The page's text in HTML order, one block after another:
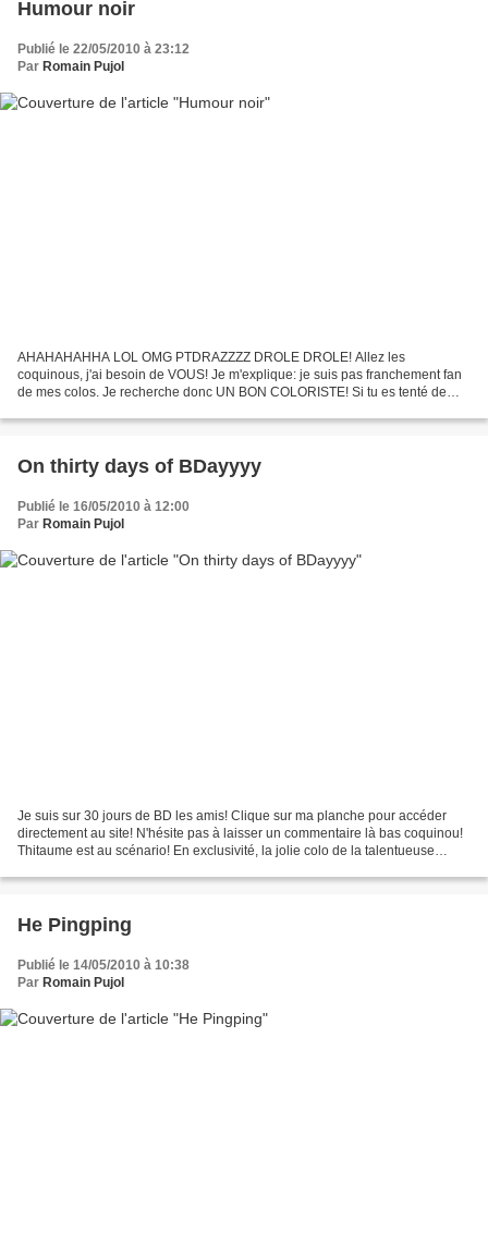
Humour noir
Publié le 22/05/2010 à 23:12
Par Romain Pujol
AHAHAHAHHA LOL OMG PTDRAZZZZ DROLE DROLE! Allez les
coquinous, j'ai besoin de VOUS! Je m'explique: je suis pas franchement fan
de mes colos. Je recherche donc UN BON COLORISTE! Si tu es tenté de
On thirty days of BDayyyy
Publié le 16/05/2010 à 12:00
Par Romain Pujol
Je suis sur 30 jours de BD les amis! Clique sur ma planche pour accéder
directement au site! N'hésite pas à laisser un commentaire là bas coquinou!
Thitaume est au scénario! En exclusivité, la jolie colo de la talentueuse
He Pingping
Publié le 14/05/2010 à 10:38
Par Romain Pujol